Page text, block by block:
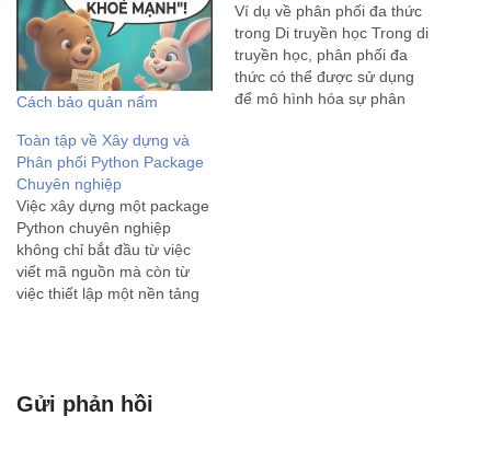
Cách bảo quản nấm
Ví dụ về phân phối đa thức
trong Di truyền học Trong di
truyền học, phân phối đa
thức có thể được sử dụng
để mô hình hóa sự phân
Toàn tập về Xây dựng và
Phân phối Python Package
Chuyên nghiệp
Việc xây dựng một package
Python chuyên nghiệp
không chỉ bắt đầu từ việc
viết mã nguồn mà còn từ
việc thiết lập một nền tảng
Gửi phản hồi